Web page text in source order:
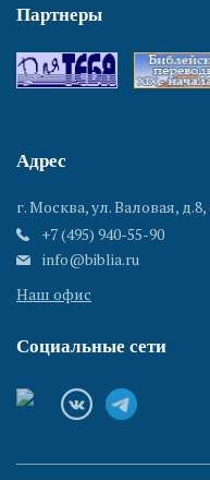
Партнеры
Адрес
г. Москва, ул. Валовая, д.8,
+7 (495) 940-55-90
info@biblia.ru
Наш офис
Социальные сети